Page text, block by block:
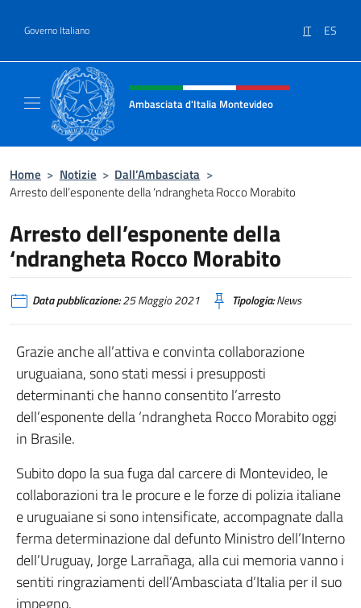
Governo Italiano IT ES
Intestazione sito, social e menù
Ambasciata d'Italia Montevideo
Home > Notizie > Dall’Ambasciata >
Arresto dell’esponente della ‘ndrangheta Rocco Morabito
Arresto dell’esponente della
‘ndrangheta Rocco Morabito
Data pubblicazione:25 Maggio 2021 Tipologia:News
Grazie anche all’attiva e convinta collaborazione
uruguaiana, sono stati messi i presupposti
determinanti che hanno consentito l’arresto
dell’esponente della ‘ndrangheta Rocco Morabito oggi
in Brasile.
Subito dopo la sua fuga dal carcere di Montevideo, le
collaborazioni tra le procure e le forze di polizia italiane
e uruguaiane si sono intensificate, accompagnate dalla
ferma determinazione dal defunto Ministro dell’Interno
dell’Uruguay, Jorge Larrañaga, alla cui memoria vanno i
sentiti ringraziamenti dell’Ambasciata d’Italia per il suo
impegno.